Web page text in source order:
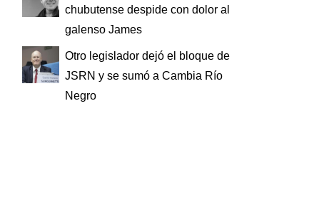
chubutense despide con dolor al
galenso James
Otro legislador dejó el bloque de
JSRN y se sumó a Cambia Río
Negro